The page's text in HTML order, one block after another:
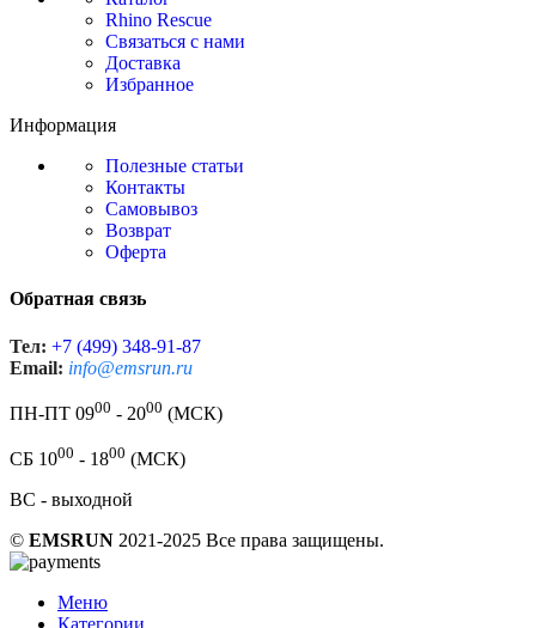
Rhino Rescue
Связаться с нами
Доставка
Избранное
Информация
Полезные статьи
Контакты
Самовывоз
Возврат
Оферта
Обратная связь
Тел: +7 (499) 348-91-87
Email: info@emsrun.ru
ПН-ПТ 0900 - 2000 (МСК)
СБ 1000 - 1800 (МСК)
ВС - выходной
© EMSRUN 2021-2025 Все права защищены.
Меню